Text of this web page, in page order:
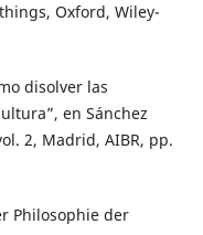
Oxford, Wiley-
disolver las
en Sánchez
2, Madrid, AIBR, pp.
Philosophie der